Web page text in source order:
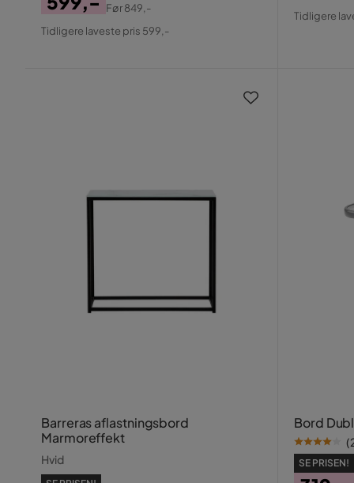
Pris
Original
Før849,-
Tidligere laveste pris 599,-
Pris
Tidligere
Barreras aflastningsbord
Marmoreffekt
Hvid
Bord
(
SE PRISEN!